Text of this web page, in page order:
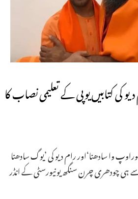
کی کتابیں یوپی کے تعلیمی نصاب کا
سوراوپ وا سادھنا‘اور رام دیو کی ’یوگ سادھنا
سے ہی چودھری چرن سنگھ یونیورسٹی کے انڈر